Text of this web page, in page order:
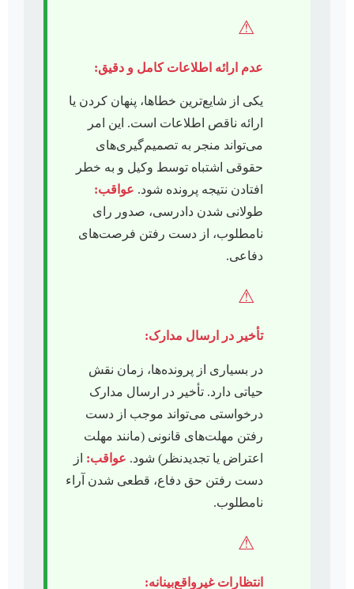
⚠
عدم ارائه اطلاعات کامل و دقیق:
یکی از شایع‌ترین خطاها، پنهان کردن یا
ارائه ناقص اطلاعات است. این امر
می‌تواند منجر به تصمیم‌گیری‌های
حقوقی اشتباه توسط وکیل و به خطر
افتادن نتیجه پرونده شود. عواقب:
طولانی شدن دادرسی، صدور رای
نامطلوب، از دست رفتن فرصت‌های
دفاعی.
⚠
تأخیر در ارسال مدارک:
در بسیاری از پرونده‌ها، زمان نقش
حیاتی دارد. تأخیر در ارسال مدارک
درخواستی می‌تواند موجب از دست
رفتن مهلت‌های قانونی (مانند مهلت
اعتراض یا تجدیدنظر) شود. عواقب: از
دست رفتن حق دفاع، قطعی شدن آراء
نامطلوب.
⚠
انتظارات غیرواقع‌بینانه: